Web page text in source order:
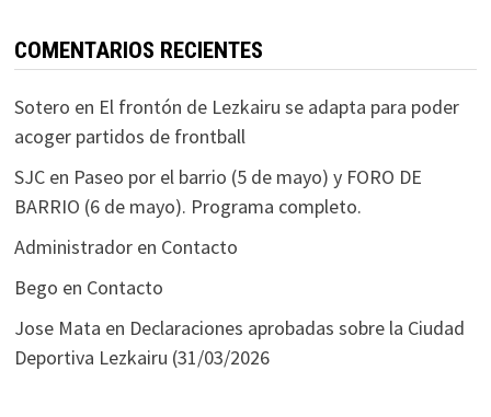
COMENTARIOS RECIENTES
Sotero en El frontón de Lezkairu se adapta para poder
acoger partidos de frontball
SJCen Paseo por el barrio (5 de mayo) y FORO DE
BARRIO (6 de mayo). Programa completo.
Administradoren Contacto
Bego en Contacto
Jose Mata en Declaraciones aprobadas sobre la Ciudad
Deportiva Lezkairu (31/03/2026